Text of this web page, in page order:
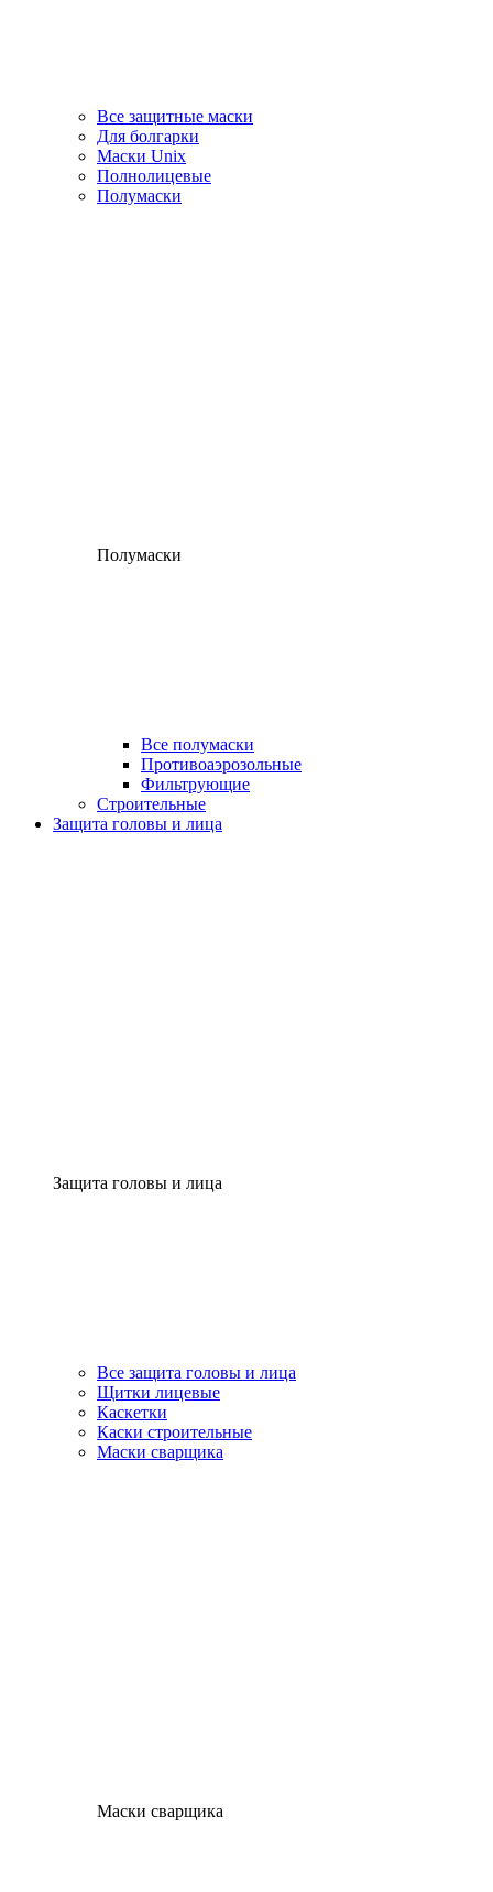
Все защитные маски
Для болгарки
Маски Unix
Полнолицевые
Полумаски
Полумаски
Все полумаски
Противоаэрозольные
Фильтрующие
Строительные
Защита головы и лица
Защита головы и лица
Все защита головы и лица
Щитки лицевые
Каскетки
Каски строительные
Маски сварщика
Маски сварщика